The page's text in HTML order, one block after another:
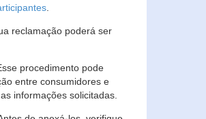
reclamação poderá ser
procedimento pode
entre consumidores e
informações solicitadas.